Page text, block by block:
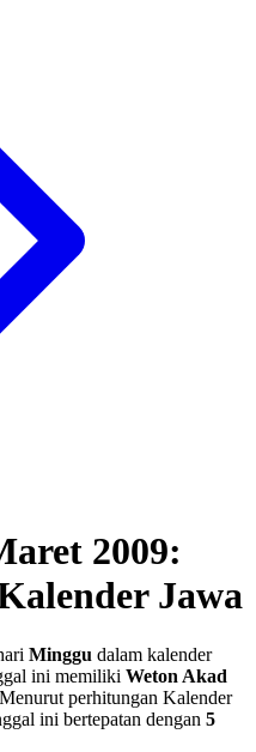
2009:
Jawa
Minggu dalam kalender
ini memiliki Weton Akad
perhitungan Kalender
ini bertepatan dengan 5